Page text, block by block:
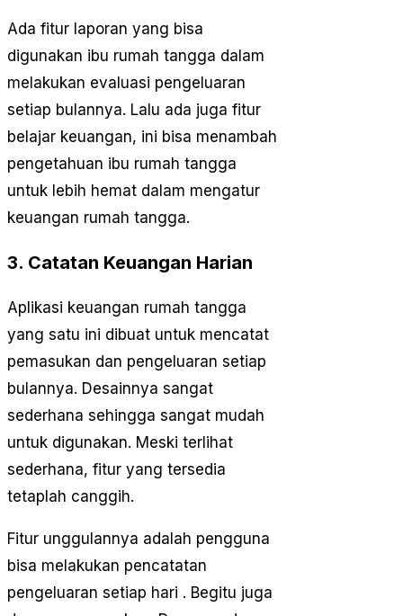
Ada fitur laporan yang bisa
digunakan ibu rumah tangga dalam
melakukan evaluasi pengeluaran
setiap bulannya. Lalu ada juga fitur
belajar keuangan, ini bisa menambah
pengetahuan ibu rumah tangga
untuk lebih hemat dalam mengatur
keuangan rumah tangga.
3. Catatan Keuangan Harian
Aplikasi keuangan rumah tangga
yang satu ini dibuat untuk mencatat
pemasukan dan pengeluaran setiap
bulannya. Desainnya sangat
sederhana sehingga sangat mudah
untuk digunakan. Meski terlihat
sederhana, fitur yang tersedia
tetaplah canggih.
Fitur unggulannya adalah pengguna
bisa melakukan pencatatan
pengeluaran setiap hari . Begitu juga